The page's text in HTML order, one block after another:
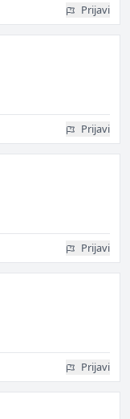
Prijavi
Prijavi
Prijavi
Prijavi